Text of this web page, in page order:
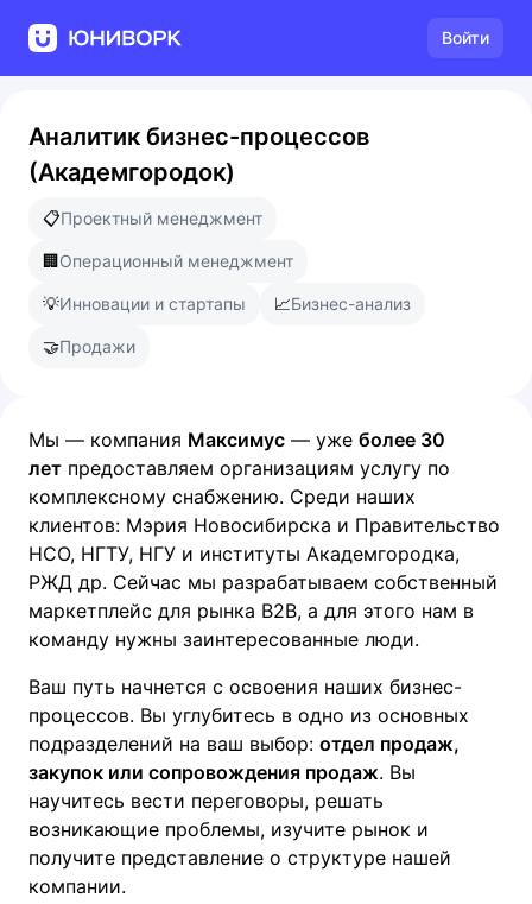
Войти
Аналитик бизнес-процессов
(Академгородок)
📋Проектный менеджмент
🏢Операционный менеджмент
💡Инновации и стартапы 📈Бизнес-анализ
🤝Продажи
Мы — компания Максимус — уже более 30
лет предоставляем организациям услугу по
комплексному снабжению. Среди наших
клиентов: Мэрия Новосибирска и Правительство
НСО, НГТУ, НГУ и институты Академгородка,
РЖД др. Сейчас мы разрабатываем собственный
маркетплейс для рынка B2B, а для этого нам в
команду нужны заинтересованные люди.
Ваш путь начнется с освоения наших бизнес-
процессов. Вы углубитесь в одно из основных
подразделений на ваш выбор: отдел продаж,
закупок или сопровождения продаж. Вы
научитесь вести переговоры, решать
возникающие проблемы, изучите рынок и
получите представление о структуре нашей
компании.